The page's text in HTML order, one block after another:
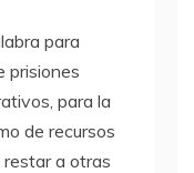
para
prisiones
para la
de recursos
restar a otras